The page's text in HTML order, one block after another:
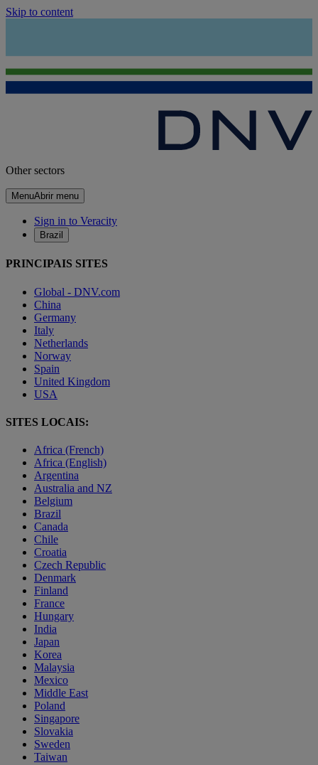
Skip to content
Other sectors
MenuAbrir menu
Sign in to Veracity
Brazil
PRINCIPAIS SITES
Global - DNV.com
China
Germany
Italy
Netherlands
Norway
Spain
United Kingdom
USA
SITES LOCAIS:
Africa (French)
Africa (English)
Argentina
Australia and NZ
Belgium
Brazil
Canada
Chile
Croatia
Czech Republic
Denmark
Finland
France
Hungary
India
Japan
Korea
Malaysia
Mexico
Middle East
Poland
Singapore
Slovakia
Sweden
Taiwan